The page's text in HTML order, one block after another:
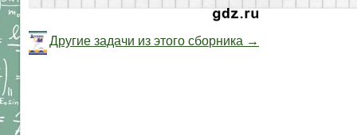
Другие задачи из этого сборника →